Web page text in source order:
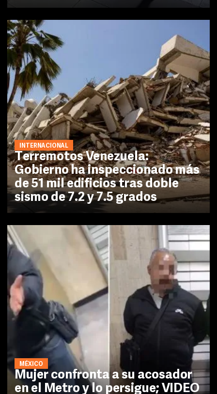
INTERNACIONAL
Terremotos Venezuela:
Gobierno ha inspeccionado más
de 51 mil edificios tras doble
sismo de 7.2 y 7.5 grados
MÉXICO
Mujer confronta a su acosador
en el Metro y lo persigue; VIDEO